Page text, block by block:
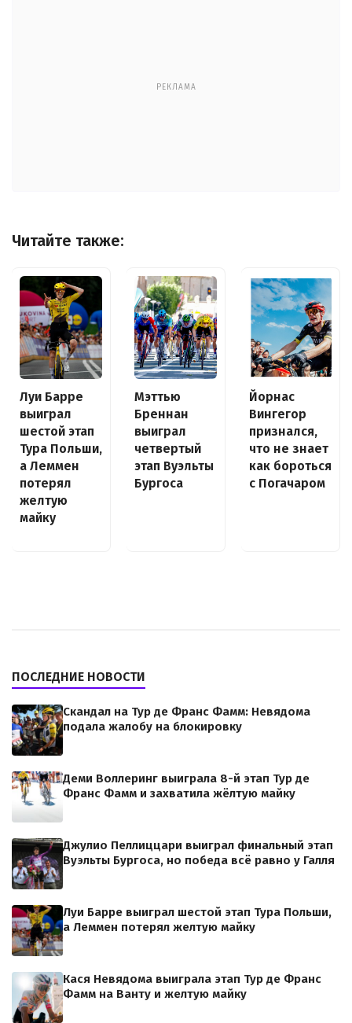
РЕКЛАМА
Читайте также:
Луи Барре
выиграл
шестой этап
Тура Польши,
а Леммен
потерял
желтую
майку
Мэттью
Бреннан
выиграл
четвертый
этап Вуэльты
Бургоса
Йорнас
Вингегор
признался,
что не знает
как бороться
с Погачаром
ПОСЛЕДНИЕ НОВОСТИ
Скандал на Тур де Франс Фамм: Невядома
подала жалобу на блокировку
Деми Воллеринг выиграла 8-й этап Тур де
Франс Фамм и захватила жёлтую майку
Джулио Пеллиццари выиграл финальный этап
Вуэльты Бургоса, но победа всё равно у Галля
Луи Барре выиграл шестой этап Тура Польши,
а Леммен потерял желтую майку
Кася Невядома выиграла этап Тур де Франс
Фамм на Ванту и желтую майку